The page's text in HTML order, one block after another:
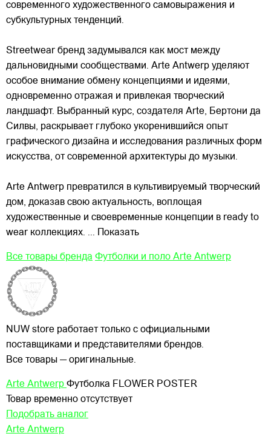
современного художественного самовыражения и
субкультурных тенденций.
Streetwear бренд задумывался как мост между
дальновидными сообществами. Arte Antwerp уделяют
особое внимание обмену концепциями и идеями,
одновременно отражая и привлекая творческий
ландшафт. Выбранный курс, создателя Arte, Бертони да
Силвы, раскрывает глубоко укоренившийся опыт
графического дизайна и исследования различных форм
искусства, от современной архитектуры до музыки.
Arte Antwerp превратился в культивируемый творческий
дом, доказав свою актуальность, воплощая
художественные и своевременные концепции в ready to
wear коллекциях. ... Показать
Все товары бренда Футболки и поло Arte Antwerp
NUW store работает только с официальными
поставщиками и представителями брендов.
Все товары — оригинальные.
Arte Antwerp Футболка FLOWER POSTER
Товар временно отсутствует
Подобрать аналог
Arte Antwerp